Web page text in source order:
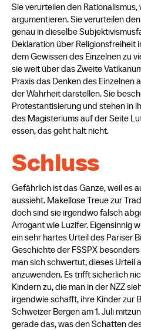
Sie verurteilen den
argumentieren. Sie verurteilen
genau in dieselbe
Deklaration über Religionsfreiheit
dem Gewissen des Einzelnen zu
sie weit über das Zweite
Praxis das Denken des Einzelnen
der Wahrheit darstellen. Sie
Protestantisierung und stehen in
des Magisteriums auf der Seite
essen, das geht halt nicht.
Schluss
Gefährlich ist das Ganze, weil es
aussieht. Makellose Treue zur
doch sind sie irgendwo falsch
Arrogant wie Luzifer. Eigensinnig
ein sehr hartes Urteil des Pariser
Geschichte der FSSPX
man sich schwertut, dieses Urteil
anzuwenden. Es trifft sicherlich
Kindern zu, die man in der NZZ
irgendwie schafft, ihre Kinder zur
Schweizer Bergen am 1. Juli
gerade das, was den Schatten